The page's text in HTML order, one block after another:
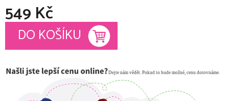
549 Kč
Měrná cena:
DO KOŠÍKU